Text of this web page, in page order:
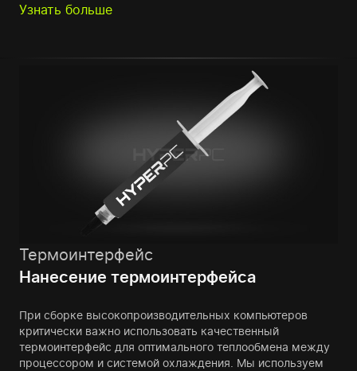
Узнать больше
Термоинтерфейс
Нанесение термоинтерфейса
При сборке высокопроизводительных компьютеров
критически важно использовать качественный
термоинтерфейс для оптимального теплообмена между
процессором и системой охлаждения. Мы используем